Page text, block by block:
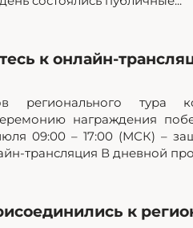
к онлайн-
регионального
награждения
09:00 – 17:00 (МСК) –
трансляция В дневной
к